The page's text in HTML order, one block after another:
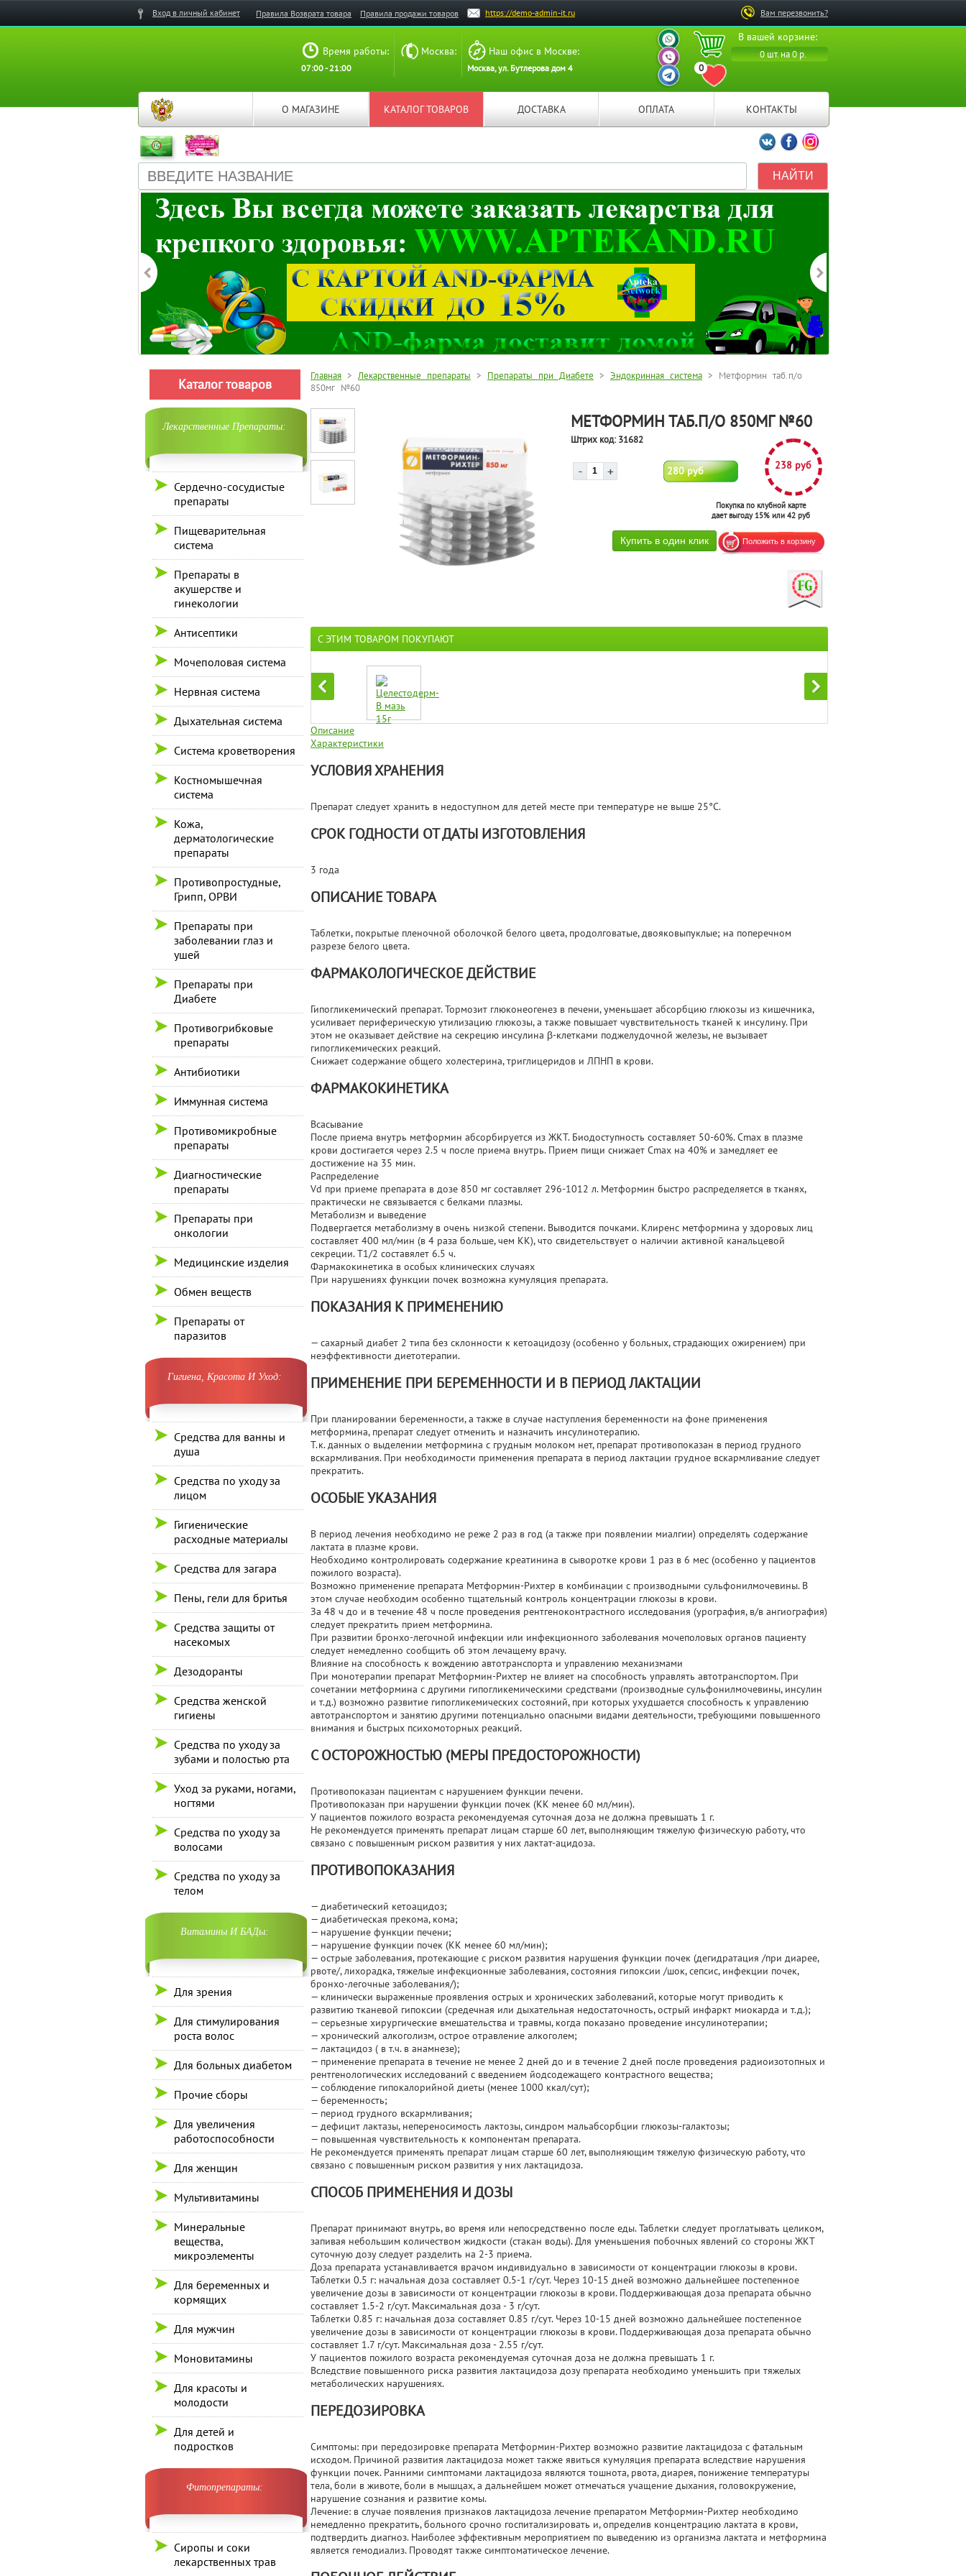
Вам перезвонить?
Вход в личный кабинет Правила Возврата товара Правила продажи товаров https://demo-admin-it.ru
В вашей корзине:
0 шт. на 0 р.
0
ПЕРЕЙТИ В ИЗБРАННОЕ
ВАШ ПЕРСОНАЛЬНЫЙ
МЕНЕДЖЕР
ВАШ ПЕРСОНАЛЬНЫЙ
МЕНЕДЖЕР
ВАШ ПЕРСОНАЛЬНЫЙ
МЕНЕДЖЕР
Время работы:
07:00 - 21:00
Москва: Наш офис в Москве:
Москва, ул. Бутлерова дом 4
О МАГАЗИНЕ КАТАЛОГ ТОВАРОВ ДОСТАВКА ОПЛАТА КОНТАКТЫ
Мы ВКонтакте
Мы на Facebook
Мы в Instagramm
Каталог товаров
Лекарственные Препараты:
Сердечно-сосудистые
препараты
Пищеварительная
система
Препараты в
акушерстве и
гинекологии
Антисептики
Мочеполовая система
Нервная система
Дыхательная система
Система кроветворения
Костномышечная
система
Кожа,
дерматологические
препараты
Противопростудные,
Грипп, ОРВИ
Препараты при
заболевании глаз и
ушей
Препараты при
Диабете
Противогрибковые
препараты
Антибиотики
Иммунная система
Противомикробные
препараты
Диагностические
препараты
Препараты при
онкологии
Медицинские изделия
Обмен веществ
Препараты от
паразитов
Гигиена, Красота И Уход:
Средства для ванны и
душа
Средства по уходу за
лицом
Гигиенические
расходные материалы
Средства для загара
Пены, гели для бритья
Средства защиты от
насекомых
Дезодоранты
Средства женской
гигиены
Средства по уходу за
зубами и полостью рта
Уход за руками, ногами,
ногтями
Средства по уходу за
волосами
Средства по уходу за
телом
Витамины И БАДы:
Для зрения
Для стимулирования
роста волос
Для больных диабетом
Прочие сборы
Для увеличения
работоспособности
Для женщин
Мультивитамины
Минеральные
вещества,
микроэлементы
Для беременных и
кормящих
Для мужчин
Моновитамины
Для красоты и
молодости
Для детей и
подростков
Фитопрепараты:
Сиропы и соки
лекарственных трав
Главная > Лекарственные препараты > Препараты при Диабете > Эндокринная система > Метформин таб.п/о
850мг №60
МЕТФОРМИН ТАБ.П/О 850МГ №60
Штрих код:31682
280 руб 238 руб
Покупка по клубной карте
дает выгоду 15% или 42 руб
С ЭТИМ ТОВАРОМ ПОКУПАЮТ
Описание
Характеристики
УСЛОВИЯ ХРАНЕНИЯ
Препарат следует хранить в недоступном для детей месте при температуре не выше 25°С.
СРОК ГОДНОСТИ ОТ ДАТЫ ИЗГОТОВЛЕНИЯ
3 года
ОПИСАНИЕ ТОВАРА
Таблетки, покрытые пленочной оболочкой белого цвета, продолговатые, двояковыпуклые; на поперечном
разрезе белого цвета.
ФАРМАКОЛОГИЧЕСКОЕ ДЕЙСТВИЕ
Гипогликемический препарат. Тормозит глюконеогенез в печени, уменьшает абсорбцию глюкозы из кишечника,
усиливает периферическую утилизацию глюкозы, а также повышает чувствительность тканей к инсулину. При
этом не оказывает действие на секрецию инсулина β-клетками поджелудочной железы, не вызывает
гипогликемических реакций.
Снижает содержание общего холестерина, триглицеридов и ЛПНП в крови.
ФАРМАКОКИНЕТИКА
Всасывание
После приема внутрь метформин абсорбируется из ЖКТ. Биодоступность составляет 50-60%. Cmax в плазме
крови достигается через 2.5 ч после приема внутрь. Прием пищи снижает Cmax на 40% и замедляет ее
достижение на 35 мин.
Распределение
Vd при приеме препарата в дозе 850 мг составляет 296-1012 л. Метформин быстро распределяется в тканях,
практически не связывается с белками плазмы.
Метаболизм и выведение
Подвергается метаболизму в очень низкой степени. Выводится почками. Клиренс метформина у здоровых лиц
составляет 400 мл/мин (в 4 раза больше, чем КК), что свидетельствует о наличии активной канальцевой
секреции. Т1/2 составялет 6.5 ч.
Фармакокинетика в особых клинических случаях
При нарушениях функции почек возможна кумуляция препарата.
ПОКАЗАНИЯ К ПРИМЕНЕНИЮ
— сахарный диабет 2 типа без склонности к кетоацидозу (особенно у больных, страдающих ожирением) при
неэффективности диетотерапии.
ПРИМЕНЕНИЕ ПРИ БЕРЕМЕННОСТИ И В ПЕРИОД ЛАКТАЦИИ
При планировании беременности, а также в случае наступления беременности на фоне применения
метформина, препарат следует отменить и назначить инсулинотерапию.
Т.к. данных о выделении метформина с грудным молоком нет, препарат противопоказан в период грудного
вскармливания. При необходимости применения препарата в период лактации грудное вскармливание следует
прекратить.
ОСОБЫЕ УКАЗАНИЯ
В период лечения необходимо не реже 2 раз в год (а также при появлении миалгии) определять содержание
лактата в плазме крови.
Необходимо контролировать содержание креатинина в сыворотке крови 1 раз в 6 мес (особенно у пациентов
пожилого возраста).
Возможно применение препарата Метформин-Рихтер в комбинации с производными сульфонилмочевины. В
этом случае необходим особенно тщательный контроль концентрации глюкозы в крови.
За 48 ч до и в течение 48 ч после проведения рентгеноконтрастного исследования (урография, в/в ангиография)
следует прекратить прием метформина.
При развитии бронхо-легочной инфекции или инфекционного заболевания мочеполовых органов пациенту
следует немедленно сообщить об этом лечащему врачу.
Влияние на способность к вождению автотранспорта и управлению механизмами
При монотерапии препарат Метформин-Рихтер не влияет на способность управлять автотранспортом. При
сочетании метформина с другими гипогликемическими средствами (производные сульфонилмочевины, инсулин
и т.д.) возможно развитие гипогликемических состояний, при которых ухудшается способность к управлению
автотранспортом и занятию другими потенциально опасными видами деятельности, требующими повышенного
внимания и быстрых психомоторных реакций.
С ОСТОРОЖНОСТЬЮ (МЕРЫ ПРЕДОСТОРОЖНОСТИ)
Противопоказан пациентам с нарушением функции печени.
Противопоказан при нарушении функции почек (КК менее 60 мл/мин).
У пациентов пожилого возраста рекомендуемая суточная доза не должна превышать 1 г.
Не рекомендуется применять препарат лицам старше 60 лет, выполняющим тяжелую физическую работу, что
связано с повышенным риском развития у них лактат-ацидоза.
ПРОТИВОПОКАЗАНИЯ
— диабетический кетоацидоз;
— диабетическая прекома, кома;
— нарушение функции печени;
— нарушение функции почек (КК менее 60 мл/мин);
— острые заболевания, протекающие с риском развития нарушения функции почек (дегидратация /при диарее,
рвоте/, лихорадка, тяжелые инфекционные заболевания, состояния гипоксии /шок, сепсис, инфекции почек,
бронхо-легочные заболевания/);
— клинически выраженные проявления острых и хронических заболеваний, которые могут приводить к
развитию тканевой гипоксии (средечная или дыхательная недостаточность, острый инфаркт миокарда и т.д.);
— серьезные хирургические вмешательства и травмы, когда показано проведение инсулинотерапии;
— хронический алкоголизм, острое отравление алкоголем;
— лактацидоз ( в т.ч. в анамнезе);
— применение препарата в течение не менее 2 дней до и в течение 2 дней после проведения радиоизотопных и
рентгенологических исследований с введением йодсодежащего контрастного вещества;
— соблюдение гипокалорийной диеты (менее 1000 ккал/сут);
— беременность;
— период грудного вскармливания;
— дефицит лактазы, непереносимость лактозы, синдром мальабсорбции глюкозы-галактозы;
— повышенная чувствительность к компонентам препарата.
Не рекомендуется применять препарат лицам старше 60 лет, выполняющим тяжелую физическую работу, что
связано с повышенным риском развития у них лактацидоза.
СПОСОБ ПРИМЕНЕНИЯ И ДОЗЫ
Препарат принимают внутрь, во время или непосредственно после еды. Таблетки следует проглатывать целиком,
запивая небольшим количеством жидкости (стакан воды). Для уменьшения побочных явлений со стороны ЖКТ
суточную дозу следует разделить на 2-3 приема.
Доза препарата устанавливается врачом индивидуально в зависимости от концентрации глюкозы в крови.
Таблетки 0.5 г: начальная доза составляет 0.5-1 г/сут. Через 10-15 дней возможно дальнейшее постепенное
увеличение дозы в зависимости от концентрации глюкозы в крови. Поддерживающая доза препарата обычно
составляет 1.5-2 г/сут. Максимальная доза - 3 г/сут.
Таблетки 0.85 г: начальная доза составляет 0.85 г/сут. Через 10-15 дней возможно дальнейшее постепенное
увеличение дозы в зависимости от концентрации глюкозы в крови. Поддерживающая доза препарата обычно
составляет 1.7 г/сут. Максимальная доза - 2.55 г/сут.
У пациентов пожилого возраста рекомендуемая суточная доза не должна превышать 1 г.
Вследствие повышенного риска развития лактацидоза дозу препарата необходимо уменьшить при тяжелых
метаболических нарушениях.
ПЕРЕДОЗИРОВКА
Симптомы: при передозировке препарата Метформин-Рихтер возможно развитие лактацидоза с фатальным
исходом. Причиной развития лактацидоза может также явиться кумуляция препарата вследствие нарушения
функции почек. Ранними симптомами лактацидоза являются тошнота, рвота, диарея, понижение температуры
тела, боли в животе, боли в мышцах, а дальнейшем может отмечаться учащение дыхания, головокружение,
нарушение сознания и развитие комы.
Лечение: в случае появления признаков лактацидоза лечение препаратом Метформин-Рихтер необходимо
немедленно прекратить, больного срочно госпитализировать и, определив концентрацию лактата в крови,
подтвердить диагноз. Наиболее эффективным мероприятием по выведению из организма лактата и метформина
является гемодиализ. Проводят также симптоматическое лечение.